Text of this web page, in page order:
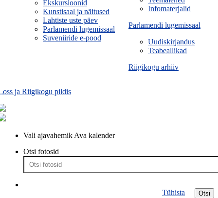
Infomaterjalid
Parlamendi lugemissaal
Uudiskirjandus
Teabeallikad
Riigikogu arhiiv
Ekskursioonid
Kunstisaal ja näitused
Lahtiste uste päev
Parlamendi lugemissaal
Suveniiride e-pood
ja Riigikogu pildis
Vali ajavahemik Ava kalender
Otsi fotosid
Otsi
Tühista